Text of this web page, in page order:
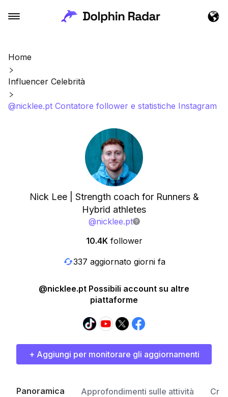
Home
Influencer Celebrità
@nicklee.pt Contatore follower e statistiche Instagram
Nick Lee | Strength coach for Runners &
Hybrid athletes
@nicklee.pt
10.4K follower
337 aggiornato giorni fa
@nicklee.pt Possibili account su altre
piattaforme
+ Aggiungi per monitorare gli aggiornamenti
Panoramica Approfondimenti sulle attività